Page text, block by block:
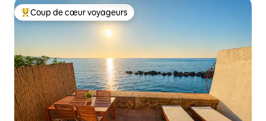
Coups de cœur voyageurs les plus appréciés
Coup de cœur voyageurs